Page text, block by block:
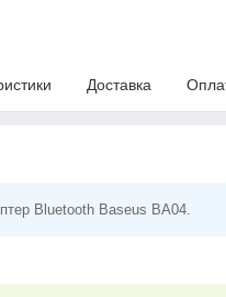
Доставка
Bluetooth Baseus BA04.